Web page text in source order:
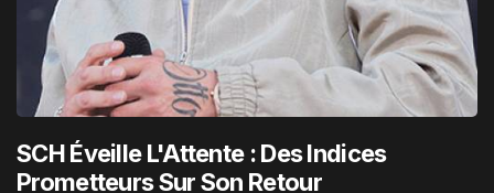
SCH Éveille L'Attente : Des Indices
Prometteurs Sur Son Retour